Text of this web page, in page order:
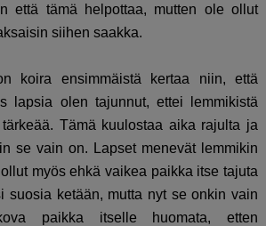
että tämä helpottaa, mutten ole ollut
siihen saakka.
koira ensimmäistä kertaa niin, että
lapsia olen tajunnut, ettei lemmikistä
Tämä kuulostaa aika rajulta ja
se vain on. Lapset menevät lemmikin
myös ehkä vaikea paikka itse tajuta
suosia ketään, mutta nyt se onkin vain
paikka itselle huomata, etten